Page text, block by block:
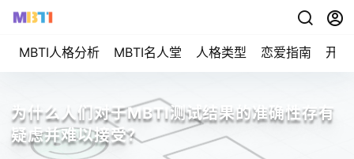
MBTI人格分析 MBTI名人堂 人格类型 恋爱指南 开始
为什么人们对于MBTI测试结果的准确性存有
疑虑并难以接受？